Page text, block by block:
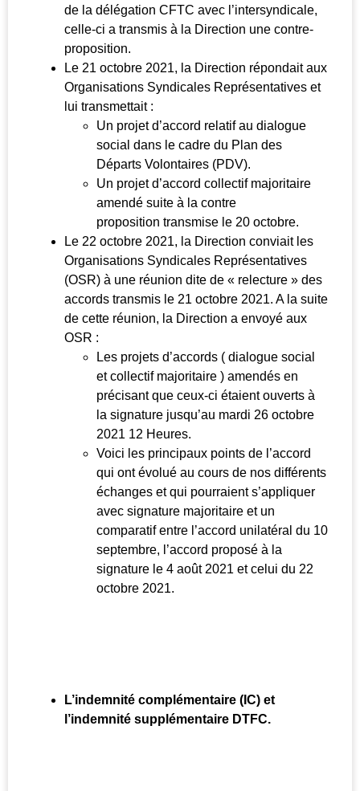
de la délégation CFTC avec l’intersyndicale,
celle-ci a transmis à la Direction une contre-
proposition.
Le 21 octobre 2021, la Direction répondait aux
Organisations Syndicales Représentatives et
lui transmettait :
Un projet d’accord relatif au dialogue
social dans le cadre du Plan des
Départs Volontaires (PDV).
Un projet d’accord collectif majoritaire
amendé suite à la contre
proposition transmise le 20 octobre.
Le 22 octobre 2021, la Direction conviait les
Organisations Syndicales Représentatives
(OSR) à une réunion dite de « relecture » des
accords transmis le 21 octobre 2021. A la suite
de cette réunion, la Direction a envoyé aux
OSR :
Les projets d’accords ( dialogue social
et collectif majoritaire ) amendés en
précisant que ceux-ci étaient ouverts à
la signature jusqu’au mardi 26 octobre
2021 12 Heures.
Voici les principaux points de l’accord
qui ont évolué au cours de nos différents
échanges et qui pourraient s’appliquer
avec signature majoritaire et un
comparatif entre l’accord unilatéral du 10
septembre, l’accord proposé à la
signature le 4 août 2021 et celui du 22
octobre 2021.
L’indemnité complémentaire (IC) et
l’indemnité supplémentaire DTFC.